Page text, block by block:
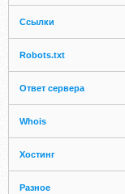
Ссылки
Robots.txt
Ответ сервера
Whois
Хостинг
Разное